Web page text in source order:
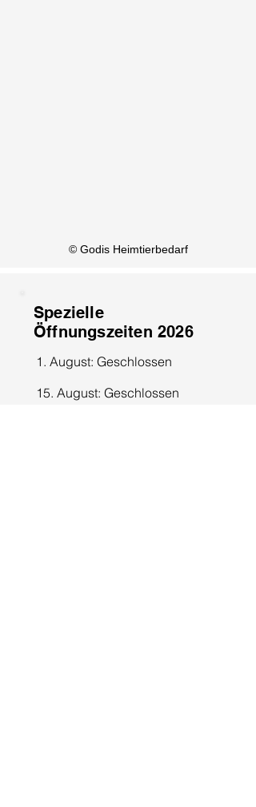
© Godis Heimtierbedarf
Spezielle
Öffnungszeiten 2026
1. August: Geschlossen
15. August: Geschlossen